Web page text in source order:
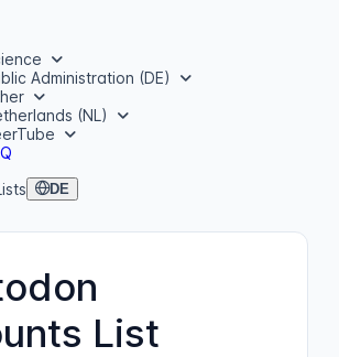
Administration (DE)
(NL)
DE
List